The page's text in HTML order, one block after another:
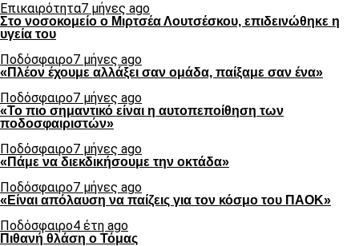
Επικαιρότητα7 μήνες ago
Στο νοσοκομείο ο Μιρτσέα Λουτσέσκου, επιδεινώθηκε η
υγεία του
Ποδόσφαιρο7 μήνες ago
«Πλέον έχουμε αλλάξει σαν ομάδα, παίξαμε σαν ένα»
Ποδόσφαιρο7 μήνες ago
«Το πιο σημαντικό είναι η αυτοπεποίθηση των
ποδοσφαιριστών»
Ποδόσφαιρο7 μήνες ago
«Πάμε να διεκδικήσουμε την οκτάδα»
Ποδόσφαιρο7 μήνες ago
«Είναι απόλαυση να παίζεις για τον κόσμο του ΠΑΟΚ»
Ποδόσφαιρο4 έτη ago
Πιθανή θλάση ο Τόμας